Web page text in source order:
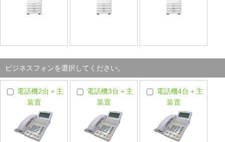
ビジネスフォンを選択してください。
電話機2台＋主
装置
電話機3台＋主
装置
電話機4台＋主
装置